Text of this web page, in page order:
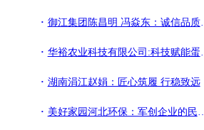
御江集团陈昌明 冯焱东：诚信品质启新程
华裕农业科技有限公司:科技赋能蛋鸡产业
湖南涓江赵娟：匠心筑履 行稳致远
美好家园河北环保：军创企业的民生担当